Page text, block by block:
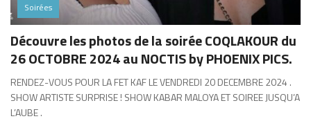
Soirées
Découvre les photos de la soirée COQLAKOUR du
26 OCTOBRE 2024 au NOCTIS by PHOENIX PICS.
RENDEZ-VOUS POUR LA FET KAF LE VENDREDI 20 DECEMBRE 2024 .
SHOW ARTISTE SURPRISE ! SHOW KABAR MALOYA ET SOIREE JUSQU’A
L’AUBE .